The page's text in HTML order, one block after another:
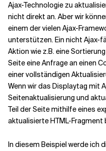
Verwandte Themen
Ajax-Technologie zu
nicht direkt an. Aber wir
einem der vielen Ajax-
unterstützen. Ein nicht Ajax-
Aktion wie z.B. eine
Seite eine Anfrage an einen
einer vollständigen
Wenn wir das Displaytag mit
Seitenaktualisierung und
Teil der Seite mithilfe eines
aktualisierte HTML-
In diesem Beispiel werde ich